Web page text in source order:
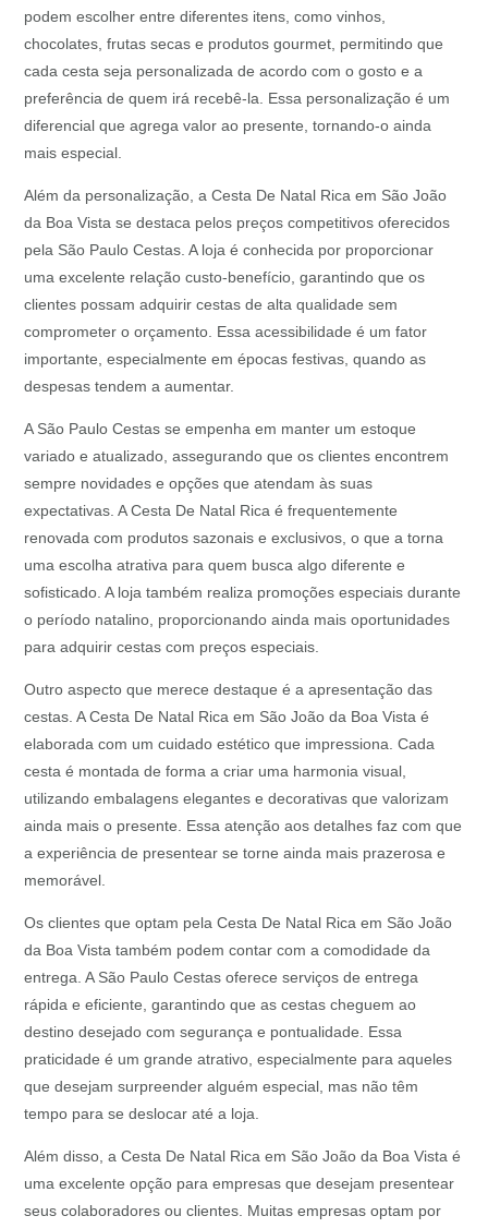
podem escolher entre diferentes itens, como vinhos,
chocolates, frutas secas e produtos gourmet, permitindo que
cada cesta seja personalizada de acordo com o gosto e a
preferência de quem irá recebê-la. Essa personalização é um
diferencial que agrega valor ao presente, tornando-o ainda
mais especial.
Além da personalização, a Cesta De Natal Rica em São João
da Boa Vista se destaca pelos preços competitivos oferecidos
pela São Paulo Cestas. A loja é conhecida por proporcionar
uma excelente relação custo-benefício, garantindo que os
clientes possam adquirir cestas de alta qualidade sem
comprometer o orçamento. Essa acessibilidade é um fator
importante, especialmente em épocas festivas, quando as
despesas tendem a aumentar.
A São Paulo Cestas se empenha em manter um estoque
variado e atualizado, assegurando que os clientes encontrem
sempre novidades e opções que atendam às suas
expectativas. A Cesta De Natal Rica é frequentemente
renovada com produtos sazonais e exclusivos, o que a torna
uma escolha atrativa para quem busca algo diferente e
sofisticado. A loja também realiza promoções especiais durante
o período natalino, proporcionando ainda mais oportunidades
para adquirir cestas com preços especiais.
Outro aspecto que merece destaque é a apresentação das
cestas. A Cesta De Natal Rica em São João da Boa Vista é
elaborada com um cuidado estético que impressiona. Cada
cesta é montada de forma a criar uma harmonia visual,
utilizando embalagens elegantes e decorativas que valorizam
ainda mais o presente. Essa atenção aos detalhes faz com que
a experiência de presentear se torne ainda mais prazerosa e
memorável.
Os clientes que optam pela Cesta De Natal Rica em São João
da Boa Vista também podem contar com a comodidade da
entrega. A São Paulo Cestas oferece serviços de entrega
rápida e eficiente, garantindo que as cestas cheguem ao
destino desejado com segurança e pontualidade. Essa
praticidade é um grande atrativo, especialmente para aqueles
que desejam surpreender alguém especial, mas não têm
tempo para se deslocar até a loja.
Além disso, a Cesta De Natal Rica em São João da Boa Vista é
uma excelente opção para empresas que desejam presentear
seus colaboradores ou clientes. Muitas empresas optam por